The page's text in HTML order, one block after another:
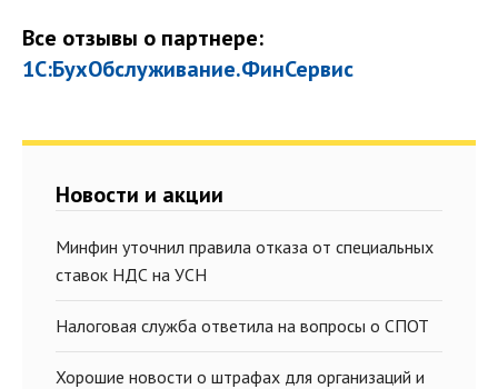
Все отзывы о партнере:
1С:БухОбслуживание.ФинСервис
Новости и акции
Минфин уточнил правила отказа от специальных
ставок НДС на УСН
Налоговая служба ответила на вопросы о СПОТ
Хорошие новости о штрафах для организаций и